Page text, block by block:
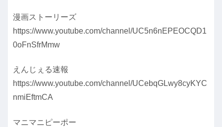
漫画ストーリーズ
https://www.youtube.com/channel/UC5n6nEPEOCQD1
0oFnSfrMmw
えんじぇる速報
https://www.youtube.com/channel/UCebqGLwy8cyKYC
nmiEftmCA
マニマニピーポー